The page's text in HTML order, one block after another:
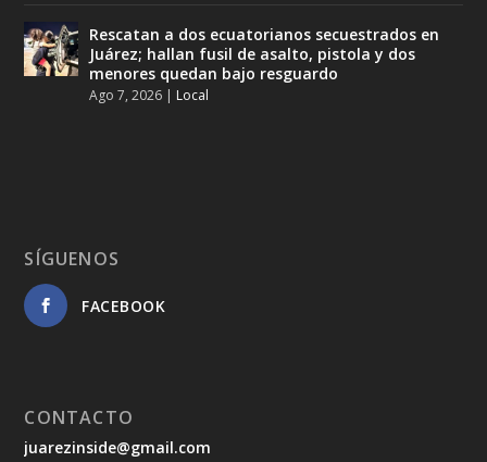
Rescatan a dos ecuatorianos secuestrados en
Juárez; hallan fusil de asalto, pistola y dos
menores quedan bajo resguardo
Ago 7, 2026 | Local
SÍGUENOS
FACEBOOK
CONTACTO
juarezinside@gmail.com